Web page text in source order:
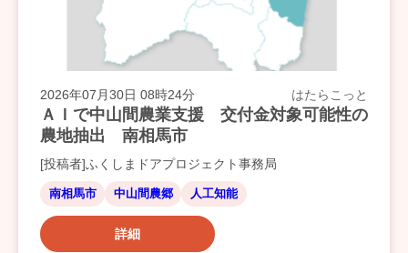
2026年07月30日 08時24分 はたらこっと
ＡＩで中山間農業支援 交付金対象可能性の
農地抽出 南相馬市
[投稿者]ふくしまドアプロジェクト事務局
南相馬市 中山間農郷 人工知能
詳細